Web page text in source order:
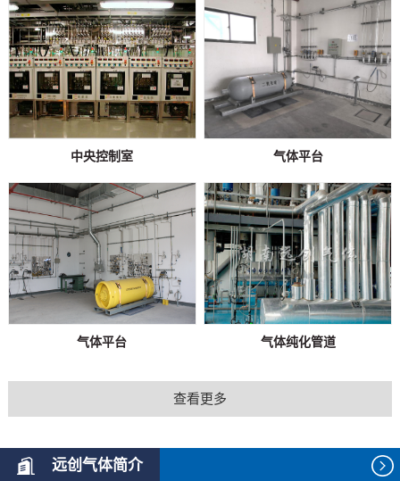
中央控制室 气体平台
气体平台 气体纯化管道
查看更多
远创气体简介